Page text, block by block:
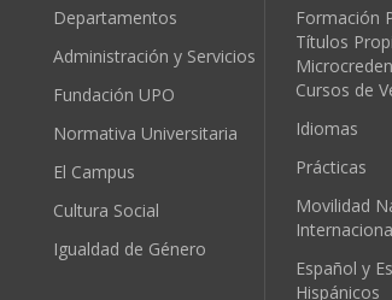
Departamentos
Administración y Servicios
Fundación UPO
Normativa Universitaria
El Campus
Cultura Social
Igualdad de Género
Formación
Títulos
Cursos de
Idiomas
Prácticas
Movilidad
Español y
Hispánicos